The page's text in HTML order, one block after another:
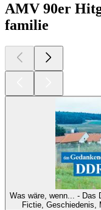
AMV 90er
familie
Was wäre, wenn... - Das
Fictie, Geschiedenis,